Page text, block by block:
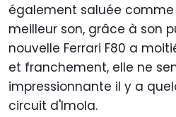
également saluée
meilleur son, grâce à son
nouvelle Ferrari F80 a
et franchement, elle ne
impressionnante il y a
circuit d'Imola.